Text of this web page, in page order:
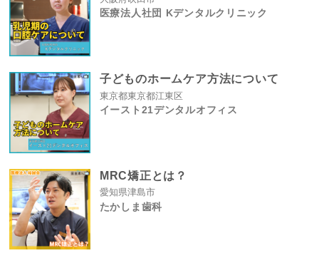
医療法人社団 Kデンタルクリニック
子どものホームケア方法について
東京都東京都江東区
イースト21デンタルオフィス
MRC矯正とは？
愛知県津島市
たかしま歯科